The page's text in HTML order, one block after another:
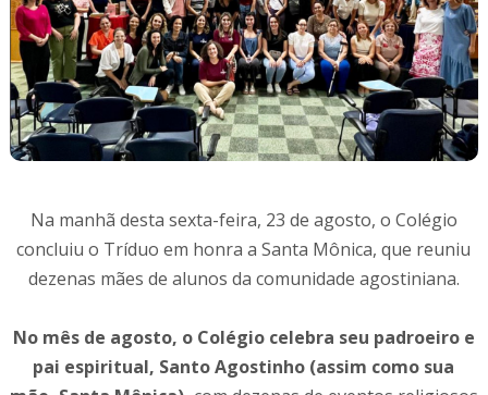
Na manhã desta sexta-feira, 23 de agosto, o Colégio
concluiu o Tríduo em honra a Santa Mônica, que reuniu
dezenas mães de alunos da comunidade agostiniana.
No mês de agosto, o Colégio celebra seu padroeiro e
pai espiritual, Santo Agostinho (assim como sua